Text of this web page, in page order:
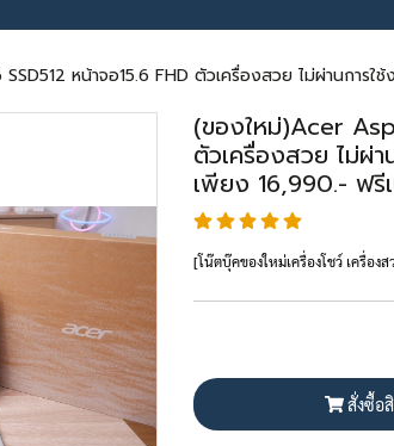
หน้าจอ15.6 FHD ตัวเครื่องสวย ไม่ผ่านก
(ของใหม่)Acer
ตัวเครื่องสวย ไม่ผ่
เพียง 16,990.- ฟรี
[โน๊ตบุ๊คของใหม่เครื่องโชว์ เครื่อง
สั่งซื้อ